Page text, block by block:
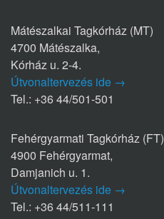
Mátészalkai Tagkórház (MT)
4700 Mátészalka,
Kórház u. 2-4.
Útvonaltervezés ide →
Tel.: +36 44/501-501
Fehérgyarmati Tagkórház (FT)
4900 Fehérgyarmat,
Damjanich u. 1.
Útvonaltervezés ide →
Tel.: +36 44/511-111